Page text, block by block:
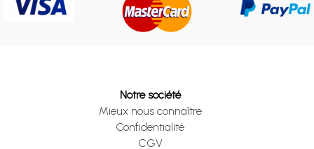
Notre société
Mieux nous connaître
Confidentialité
CGV